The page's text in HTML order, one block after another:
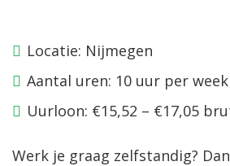
Locatie: Nijmegen
Aantal uren: 10 uur per week
Uurloon: €15,52 – €17,05
Werk je graag zelfstandig?